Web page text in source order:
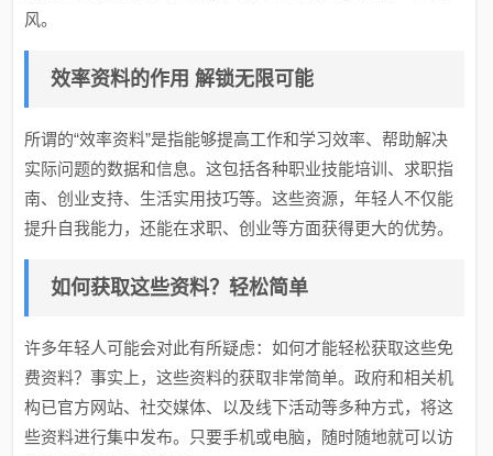
风。
效率资料的作用 解锁无限可能
所谓的“效率资料”是指能够提高工作和学习效率、帮助解决
实际问题的数据和信息。这包括各种职业技能培训、求职指
南、创业支持、生活实用技巧等。这些资源，年轻人不仅能
提升自我能力，还能在求职、创业等方面获得更大的优势。
如何获取这些资料？轻松简单
许多年轻人可能会对此有所疑虑：如何才能轻松获取这些免
费资料？事实上，这些资料的获取非常简单。政府和相关机
构已官方网站、社交媒体、以及线下活动等多种方式，将这
些资料进行集中发布。只要手机或电脑，随时随地就可以访